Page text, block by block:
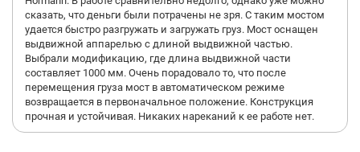
сказать, что деньги были потрачены не зря. С таким мостом
удается быстро разгружать и загружать груз. Мост оснащен
выдвижной аппарелью с длиной выдвижной частью.
Выбрали модификацию, где длина выдвижной части
составляет 1000 мм. Очень порадовало то, что после
перемещения груза мост в автоматическом режиме
возвращается в первоначальное положение. Конструкция
прочная и устойчивая. Никаких нареканий к ее работе нет.